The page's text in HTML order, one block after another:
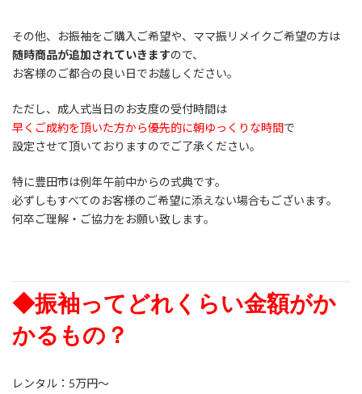
その他、お振袖をご購入ご希望や、ママ振リメイクご希望の方は
随時商品が追加されていきますので、
お客様のご都合の良い日でお越しください。
ただし、成人式当日のお支度の受付時間は
早くご成約を頂いた方から優先的に朝ゆっくりな時間で
設定させて頂いておりますのでご了承ください。
特に豊田市は例年午前中からの式典です。
必ずしもすべてのお客様のご希望に添えない場合もございます。
何卒ご理解・ご協力をお願い致します。
◆振袖ってどれくらい金額がか
かるもの？
レンタル：5万円～